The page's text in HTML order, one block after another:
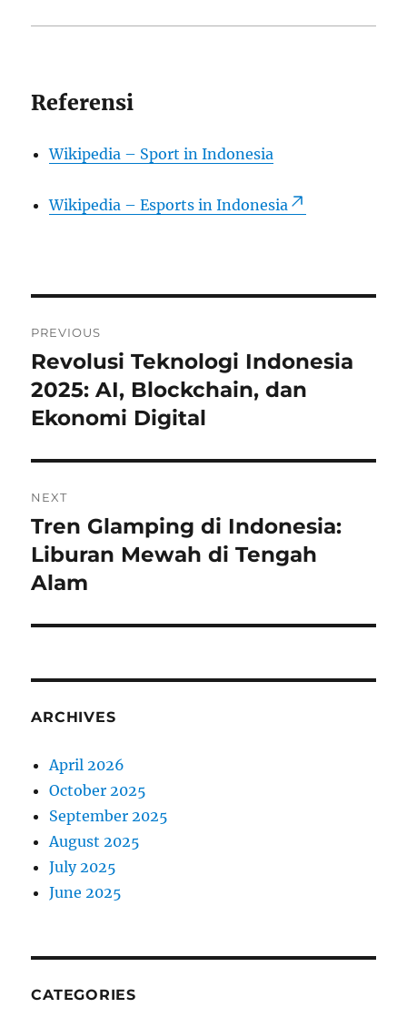
Referensi
Wikipedia – Sport in Indonesia
Wikipedia – Esports in Indonesia
navigation
PREVIOUS
Previous
post:
Revolusi Teknologi Indonesia
2025: AI, Blockchain, dan
Ekonomi Digital
NEXT
Next
post:
Tren Glamping di Indonesia:
Liburan Mewah di Tengah
Alam
ARCHIVES
April 2026
October 2025
September 2025
August 2025
July 2025
June 2025
CATEGORIES